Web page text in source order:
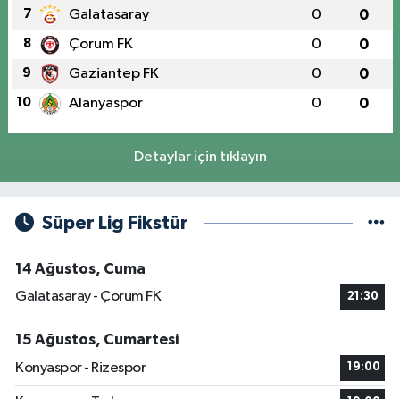
7 Galatasaray 0 0
8 Çorum FK 0 0
9 Gaziantep FK 0 0
10 Alanyaspor 0 0
Detaylar için tıklayın
Süper Lig Fikstür
14 Ağustos, Cuma
Galatasaray - Çorum FK
21:30
15 Ağustos, Cumartesi
Konyaspor - Rizespor
19:00